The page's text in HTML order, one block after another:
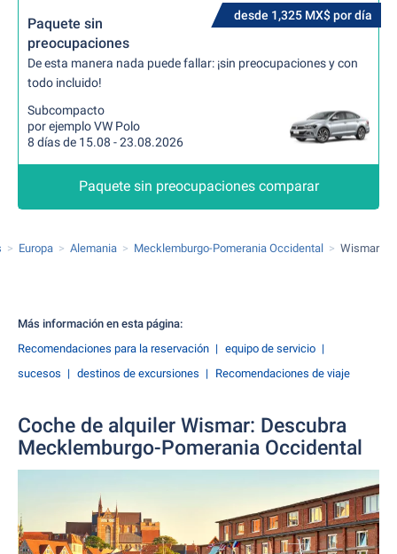
desde 1,325 MX$ por día
Paquete sin
preocupaciones
De esta manera nada puede fallar: ¡sin preocupaciones y con
todo incluido!
Subcompacto
por ejemplo VW Polo
8 días de 15.08 - 23.08.2026
Paquete sin preocupaciones comparar
Europa Alemania Mecklemburgo-Pomerania Occidental Wismar
Más información en esta página:
Recomendaciones para la reservación
equipo de servicio
sucesos
destinos de excursiones Recomendaciones de viaje
Coche de alquiler Wismar: Descubra
Mecklemburgo-Pomerania Occidental